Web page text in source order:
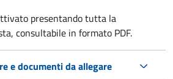
presentando tutta la
consultabile in formato PDF.
e documenti da allegare